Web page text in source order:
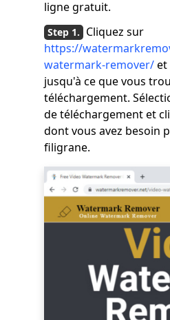
ligne gratuit.
Cliquez sur
https://
watermark-remover/et
jusqu'à ce que vous
téléchargement.
de téléchargement et
dont vous avez besoin
filigrane.